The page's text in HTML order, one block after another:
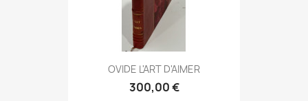
OVIDE L'ART D'AIMER
300,00 €